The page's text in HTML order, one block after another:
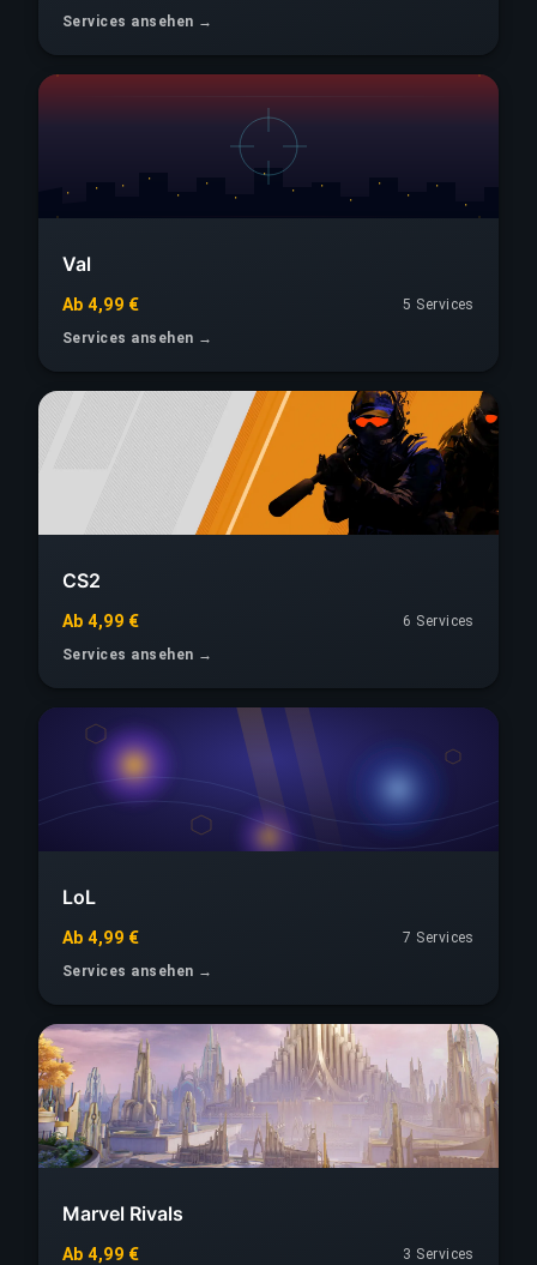
Services ansehen →
Val
Ab 4,99 €
5 Services
Services ansehen →
CS2
Ab 4,99 €
6 Services
Services ansehen →
LoL
Ab 4,99 €
7 Services
Services ansehen →
Marvel Rivals
Ab 4,99 €
3 Services